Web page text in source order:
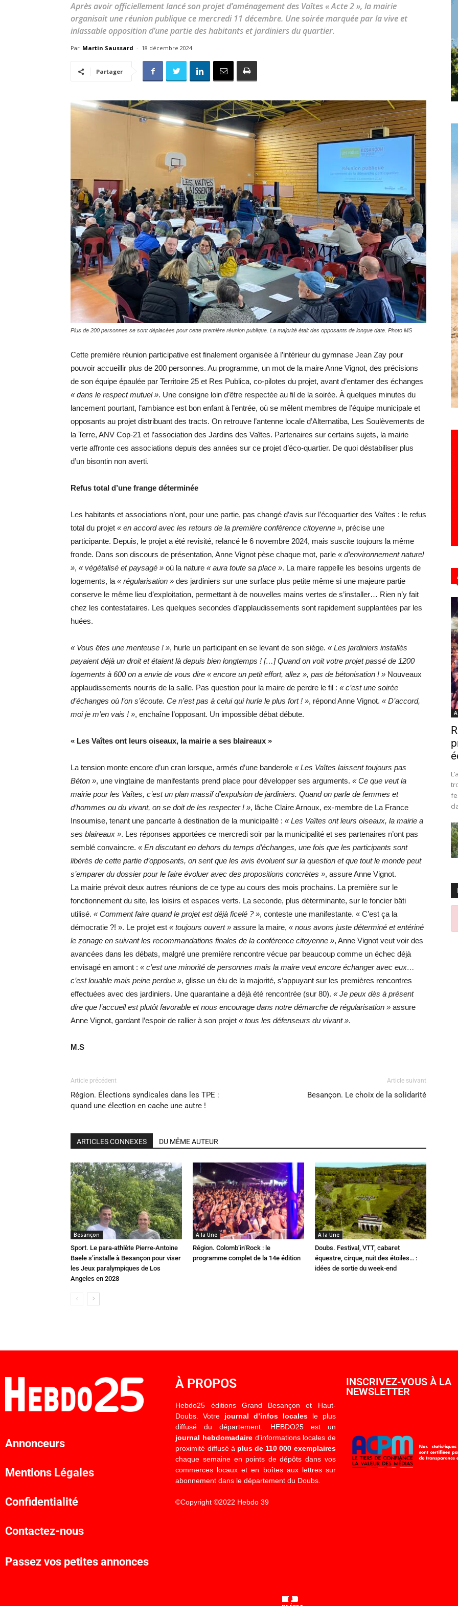
toute
locale
–
Hebdo25
Après avoir officiellement lancé son projet d’aménagement des Vaîtes « Acte 2 », la mairie
organisait une réunion publique ce mercredi 11 décembre. Une soirée marquée par la vive et
inlassable opposition d’une partie des habitants et jardiniers du quartier.
Par Martin Saussard - 18 décembre 2024
Partager
Plus de 200 personnes se sont déplacées pour cette première réunion publique. La majorité était des opposants de longue date. Photo MS
Cette première réunion participative est finalement organisée à l’intérieur du gymnase Jean Zay pour
pouvoir accueillir plus de 200 personnes. Au programme, un mot de la maire Anne Vignot, des précisions
de son équipe épaulée par Territoire 25 et Res Publica, co-pilotes du projet, avant d’entamer des échanges
« dans le respect mutuel ». Une consigne loin d’être respectée au fil de la soirée. À quelques minutes du
lancement pourtant, l’ambiance est bon enfant à l’entrée, où se mêlent membres de l’équipe municipale et
opposants au projet distribuant des tracts. On retrouve l’antenne locale d’Alternatiba, Les Soulèvements de
la Terre, ANV Cop-21 et l’association des Jardins des Vaîtes. Partenaires sur certains sujets, la mairie
verte affronte ces associations depuis des années sur ce projet d’éco-quartier. De quoi déstabiliser plus
d’un bisontin non averti.
Refus total d’une frange déterminée
Les habitants et associations n’ont, pour une partie, pas changé d’avis sur l’écoquartier des Vaîtes : le refus
total du projet « en accord avec les retours de la première conférence citoyenne », précise une
participante. Depuis, le projet a été revisité, relancé le 6 novembre 2024, mais suscite toujours la même
fronde. Dans son discours de présentation, Anne Vignot pèse chaque mot, parle « d’environnement naturel
», « végétalisé et paysagé » où la nature « aura toute sa place ». La maire rappelle les besoins urgents de
logements, la « régularisation » des jardiniers sur une surface plus petite même si une majeure partie
conserve le même lieu d’exploitation, permettant à de nouvelles mains vertes de s’installer… Rien n’y fait
chez les contestataires. Les quelques secondes d’applaudissements sont rapidement supplantées par les
huées.
« Vous êtes une menteuse ! », hurle un participant en se levant de son siège. « Les jardiniers installés
payaient déjà un droit et étaient là depuis bien longtemps ! […] Quand on voit votre projet passé de 1200
logements à 600 on a envie de vous dire « encore un petit effort, allez », pas de bétonisation ! » Nouveaux
applaudissements nourris de la salle. Pas question pour la maire de perdre le fil : « c’est une soirée
d’échanges où l’on s’écoute. Ce n’est pas à celui qui hurle le plus fort ! », répond Anne Vignot. « D’accord,
moi je m’en vais ! », enchaîne l’opposant. Un impossible débat débute.
« Les Vaîtes ont leurs oiseaux, la mairie a ses blaireaux »
La tension monte encore d’un cran lorsque, armés d’une banderole « Les Vaîtes laissent toujours pas
Béton », une vingtaine de manifestants prend place pour développer ses arguments. « Ce que veut la
mairie pour les Vaîtes, c’est un plan massif d’expulsion de jardiniers. Quand on parle de femmes et
d’hommes ou du vivant, on se doit de les respecter ! », lâche Claire Arnoux, ex-membre de La France
Insoumise, tenant une pancarte à destination de la municipalité : « Les Vaîtes ont leurs oiseaux, la mairie a
ses blaireaux ». Les réponses apportées ce mercredi soir par la municipalité et ses partenaires n’ont pas
semblé convaincre. « En discutant en dehors du temps d’échanges, une fois que les participants sont
libérés de cette partie d’opposants, on sent que les avis évoluent sur la question et que tout le monde peut
s’emparer du dossier pour le faire évoluer avec des propositions concrètes », assure Anne Vignot.
La mairie prévoit deux autres réunions de ce type au cours des mois prochains. La première sur le
fonctionnement du site, les loisirs et espaces verts. La seconde, plus déterminante, sur le foncier bâti
utilisé. « Comment faire quand le projet est déjà ficelé ? », conteste une manifestante. « C’est ça la
démocratie ?! ». Le projet est «toujours ouvert » assure la maire, «nous avons juste déterminé et entériné
le zonage en suivant les recommandations finales de la conférence citoyenne », Anne Vignot veut voir des
avancées dans les débats, malgré une première rencontre vécue par beaucoup comme un échec déjà
envisagé en amont : « c’est une minorité de personnes mais la maire veut encore échanger avec eux…
c’est louable mais peine perdue », glisse un élu de la majorité, s’appuyant sur les premières rencontres
effectuées avec des jardiniers. Une quarantaine a déjà été rencontrée (sur 80). « Je peux dès à présent
dire que l’accueil est plutôt favorable et nous encourage dans notre démarche de régularisation » assure
Anne Vignot, gardant l’espoir de rallier à son projet « tous les défenseurs du vivant ».
M.S
Article précédent
Région. Élections syndicales dans les TPE :
quand une élection en cache une autre !
Article suivant
Besançon. Le choix de la solidarité
ARTICLES CONNEXES DU MÊME AUTEUR
Besançon
Sport. Le para-athlète Pierre-Antoine
Baele s’installe à Besançon pour viser
les Jeux paralympiques de Los
Angeles en 2028
A la Une
Région. Colomb’in’Rock : le
programme complet de la 14e édition
A la Une
Doubs. Festival, VTT, cabaret
équestre, cirque, nuit des étoiles… :
idées de sortie du week-end
Annonceurs
Mentions Légales
Confidentialité
Contactez-nous
Passez vos petites annonces
À PROPOS
Hebdo25 éditions Grand Besançon et Haut-
Doubs. Votre journal d’infos localesle plus
diffusé du département. HEBDO25 est un
journal hebdomadaired’informations locales de
proximité diffusé à plus de 110 000 exemplaires
chaque semaine en points de dépôts dans vos
commerces locaux et en boîtes aux lettres sur
abonnement dans le département du Doubs.
©Copyright ©2022 Hebdo 39
INSCRIVEZ-VOUS À LA
NEWSLETTER